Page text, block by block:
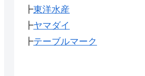
┣東洋水産
┣ヤマダイ
┣テーブルマーク